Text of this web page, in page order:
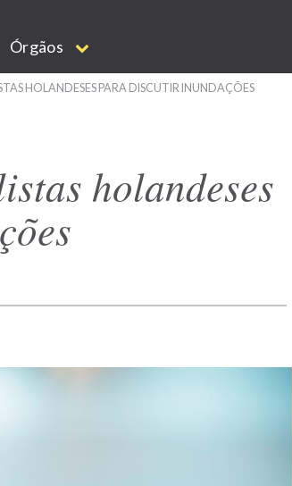
Órgãos
HOLANDESES PARA DISCUTIR INUNDAÇÕES
holandeses